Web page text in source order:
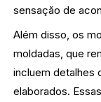
sensação de
Além disso, os
moldadas, que
incluem detalhes
elaborados.